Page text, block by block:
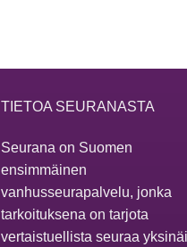
TIETOA SEURANASTA
Seurana on Suomen
ensimmäinen
vanhusseurapalvelu, jonka
tarkoituksena on tarjota
vertaistuellista seuraa